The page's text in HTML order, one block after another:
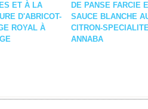
ET À LA
D'ABRICOT-
ROYAL À
DE PANSE FARCIE
SAUCE BLANCHE
CITRON-
ANNABA